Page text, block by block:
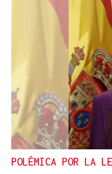
POLÉMICA POR LA